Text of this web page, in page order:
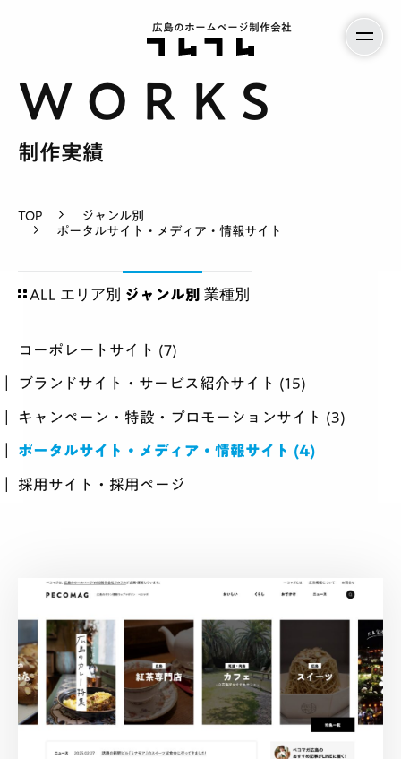
広島のホームページ制作会社
制作実績
会社紹介
採用
BLOG
制作実績
TOP
ジャンル別
ポータルサイト・メディア・情報サイト
ALL エリア別 ジャンル別 業種別
コーポレートサイト (7)
ブランドサイト・サービス紹介サイト (15)
キャンペーン・特設・プロモーションサイト (3)
ポータルサイト・メディア・情報サイト (4)
採用サイト・採用ページ